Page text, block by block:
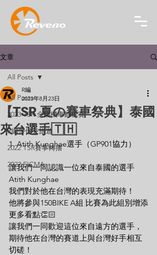
文章
All Posts
2023 TSR 全國機車錦標賽
R編帶你去旅遊
2022 TSR賽事轉播
2022 EICMA
All Posts
【TSR 夏の賽車祭典】泰國
來台選手🇹🇭
R編
2023年8月23日
1. Atith Kunghae選手（GP901協力）
讓我們一同認識一位來自泰國的選手
Atith Kunghae
我們對於他在台灣的表現充滿期待！
他將參與150BIKE A組 比賽為此組別增添
更多看點👏🏻
讓我們一同歡迎這位來自遠方的選手，
期待他在台灣的賽道上與台灣好手相互
切磋！